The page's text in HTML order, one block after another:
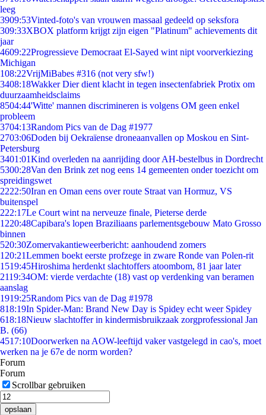
leeg
3909:53Vinted-foto's van vrouwen massaal gedeeld op seksfora
309:33XBOX platform krijgt zijn eigen "Platinum" achievements dit
jaar
4609:22Progressieve Democraat El-Sayed wint nipt voorverkiezing
Michigan
108:22VrijMiBabes #316 (not very sfw!)
3408:18Wakker Dier dient klacht in tegen insectenfabriek Protix om
duurzaamheidsclaims
8504:44'Witte' mannen discrimineren is volgens OM geen enkel
probleem
3704:13Random Pics van de Dag #1977
2703:06Doden bij Oekraïense droneaanvallen op Moskou en Sint-
Petersburg
3401:01Kind overleden na aanrijding door AH-bestelbus in Dordrecht
5300:28Van den Brink zet nog eens 14 gemeenten onder toezicht om
spreidingswet
2222:50Iran en Oman eens over route Straat van Hormuz, VS
buitenspel
222:17Le Court wint na nerveuze finale, Pieterse derde
1220:48Capibara's lopen Braziliaans parlementsgebouw Mato Grosso
binnen
520:30Zomervakantieweerbericht: aanhoudend zomers
1 20:21Lemmen boekt eerste profzege in zware Ronde van Polen-rit
1519:45Hiroshima herdenkt slachtoffers atoombom, 81 jaar later
2119:34OM: vierde verdachte (18) vast op verdenking van beramen
aanslag
1919:25Random Pics van de Dag #1978
818:19In Spider-Man: Brand New Day is Spidey echt weer Spidey
618:18Nieuw slachtoffer in kindermisbruikzaak zorgprofessional Jan
B. (66)
4517:10Doorwerken na AOW-leeftijd vaker vastgelegd in cao's, moet
werken na je 67e de norm worden?
Forum
Forum
Scrollbar gebruiken
opslaan